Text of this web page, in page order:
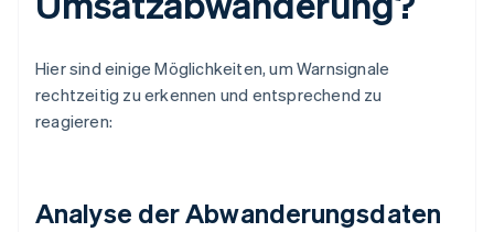
Hier sind einige Möglichkeiten, um Warnsignale
rechtzeitig zu erkennen und entsprechend zu
reagieren:
Analyse der Abwanderungsdaten